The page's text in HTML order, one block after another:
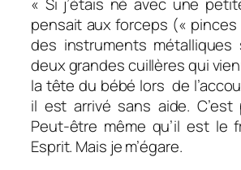
pensait aux forceps (« pinces
des instruments métalliques
deux grandes cuillères qui
la tête du bébé lors de
il est arrivé sans aide.
Peut-être même qu’il est le
Esprit. Mais je m’égare.